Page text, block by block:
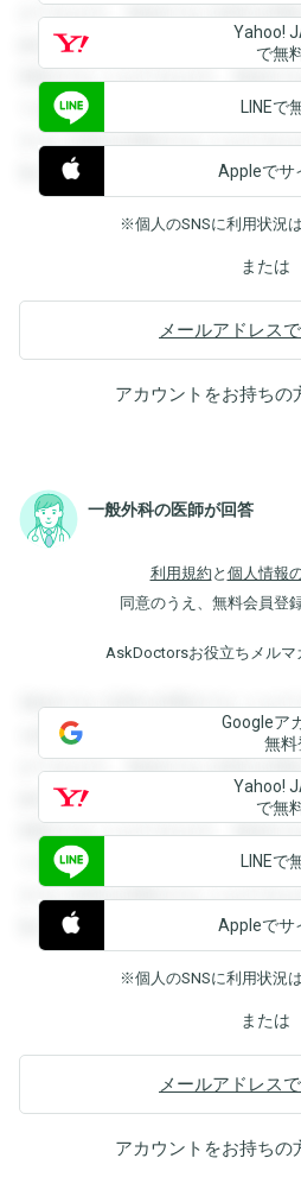
ができます。登録すると回答を閲
録すると回答を閲覧することがで
閲覧することができます。登録す
できます。登録すると回答を閲覧
すると回答を閲覧することができ
覧することができます。
Yahoo!
で無
LINEで
Appleでサ
※個人のSNSに利用状況
または
メールアドレス
アカウントをお持ちの
一般外科の医師が回答
利用規約 と 個人情報
同意のうえ、無料会員登
AskDoctorsお役立ちメルマ
登録すると回答を閲覧することが
を閲覧することができます。登録
ができます。登録すると回答を閲
録すると回答を閲覧することがで
閲覧することができます。登録す
できます。登録すると回答を閲覧
すると回答を閲覧することができ
覧することができます。
Googleア
無料
Yahoo!
で無
LINEで
Appleでサ
※個人のSNSに利用状況
または
メールアドレス
アカウントをお持ちの